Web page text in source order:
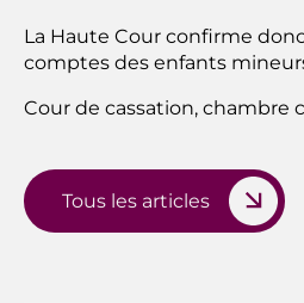
La Haute Cour confirme
comptes des enfants
Cour de cassation, chambre
Tous les articles